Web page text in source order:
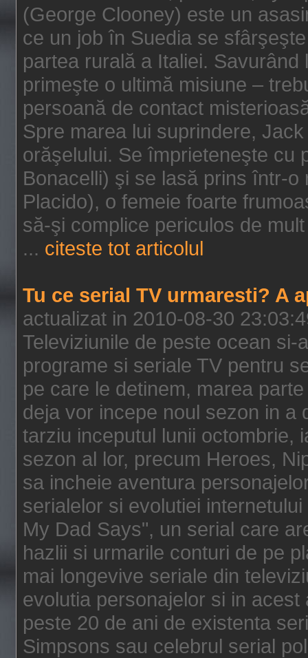
(George Clooney) este un
ce un job în Suedia se
partea rurală a Italiei.
primeşte o ultimă misiune –
persoană de contact
Spre marea lui suprindere,
orăşelului. Se împrieteneşte cu
Bonacelli) şi se lasă prins într-
Placido), o femeie foarte
să-şi complice periculos de
... citeste tot articolul
Tu ce serial TV urmaresti? A
actualizat in 2010-08-30
Televiziunile de peste ocean si-
programe si seriale TV pentru
pe care le detinem, marea
deja vor incepe noul sezon in a
tarziu inceputul lunii octombrie,
sezon al lor, precum Heroes,
sa incheie aventura
serialelor si evolutiei
My Dad Says", un serial care
hazlii si urmarile conturi de pe
mai longevive seriale din
evolutia personajelor si in
peste 20 de ani de existenta
Simpsons sau celebrul serial